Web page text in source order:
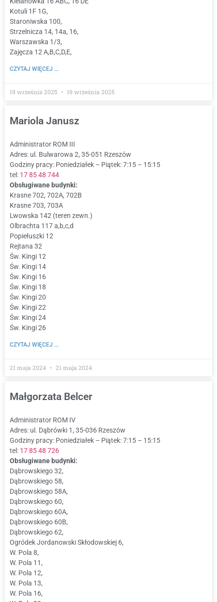
Kotuli 1F 1G,
Staroniwska 100,
Strzelnicza 14, 14a, 16,
Warszawska 1/3,
Zajęcza 12 A,B,C,D,E,
CZYTAJ WIĘCEJ ...
19 września 2025 19 września 2025
Mariola Janusz
Administrator ROM III
Adres: ul. Bulwarowa 2, 35-051 Rzeszów
Godziny pracy: Poniedziałek – Piątek: 7:15 – 15:15
tel: 17 85 48 744
Obsługiwane budynki:
Krasne 702, 702A, 702B
Krasne 703, 703A
Lwowska 142 (teren zewn.)
Olbrachta 117 a,b,c,d
Popiełuszki 12
Rejtana 32
Św. Kingi 12
Św. Kingi 14
Św. Kingi 16
Św. Kingi 18
Św. Kingi 20
Św. Kingi 22
Św. Kingi 24
Św. Kingi 26
CZYTAJ WIĘCEJ ...
21 maja 2024 21 maja 2024
Małgorzata Belcer
Administrator ROM IV
Adres: ul. Dąbrówki 1, 35-036 Rzeszów
Godziny pracy: Poniedziałek – Piątek: 7:15 – 15:15
tel: 17 85 48 726
Obsługiwane budynki:
Dąbrowskiego 32,
Dąbrowskiego 58,
Dąbrowskiego 58A,
Dąbrowskiego 60,
Dąbrowskiego 60A,
Dąbrowskiego 60B,
Dąbrowskiego 62,
Ogródek Jordanowski Skłodowskiej 6,
W. Pola 8,
W. Pola 11,
W. Pola 12,
W. Pola 13,
W. Pola 16,